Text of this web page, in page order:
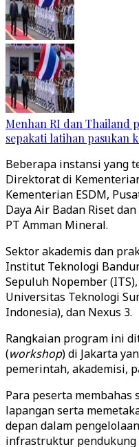
Menhan RI dan Thailand
sepakati latihan pasukan
Beberapa instansi yang
Direktorat di
Kementerian ESDM,
Daya Air Badan Riset
PT Amman Mineral.
Sektor akademis dan
Institut Teknologi
Sepuluh Nopember
Universitas Teknologi
Indonesia), dan Nexus 3.
Rangkaian program ini
(workshop) di Jakarta
pemerintah, akademisi,
Para peserta
lapangan serta
depan dalam
infrastruktur pendukung